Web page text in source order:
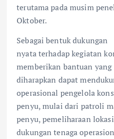
terutama pada musim
Oktober.
Sebagai bentuk dukungan
nyata terhadap kegiatan
memberikan bantuan yang
diharapkan dapat
operasional pengelola
penyu, mulai dari patroli
penyu, pemeliharaan
dukungan tenaga